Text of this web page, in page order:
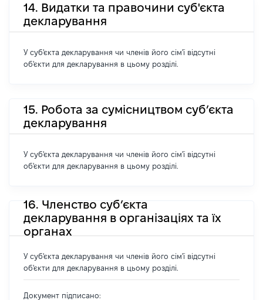
14. Видатки та правочини суб'єкта
декларування
У суб'єкта декларування чи членів його сім'ї відсутні
об'єкти для декларування в цьому розділі.
15. Робота за сумісництвом суб’єкта
декларування
У суб'єкта декларування чи членів його сім'ї відсутні
об'єкти для декларування в цьому розділі.
16. Членство суб’єкта
декларування в організаціях та їх
органах
У суб'єкта декларування чи членів його сім'ї відсутні
об'єкти для декларування в цьому розділі.
Документ підписано: